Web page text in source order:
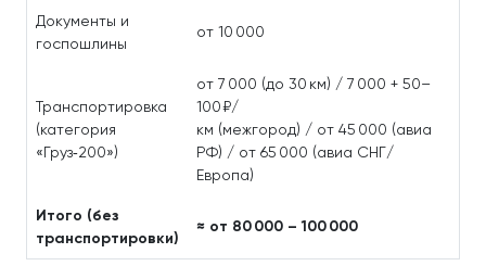
Документы и
госпошлины
от 10 000
Транспортировка
(категория
«Груз‑200»)
от 7 000 (до 30 км) / 7 000 + 50–
100 ₽/
км (межгород) / от 45 000 (авиа
РФ) / от 65 000 (авиа СНГ/
Европа)
Итого (без
транспортировки)
≈ от 80 000 – 100 000